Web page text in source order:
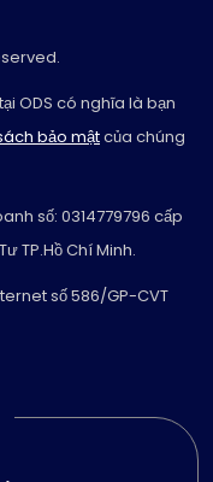
ODS có nghĩa là bạn
bảo mậtcủa chúng
số: 0314779796 cấp
TP.Hồ Chí Minh.
số 586/GP-CVT